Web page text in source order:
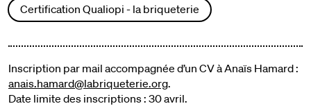
Certification Qualiopi - la briqueterie
Inscription par mail accompagnée d’un CV à Anaïs Hamard :
anais.hamard@labriqueterie.org.
Date limite des inscriptions : 30 avril.